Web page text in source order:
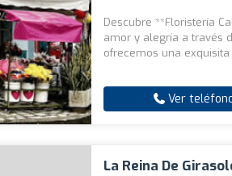
Descubre **Floristería
amor y alegría a través
ofrecemos una
Ver
La Reina De